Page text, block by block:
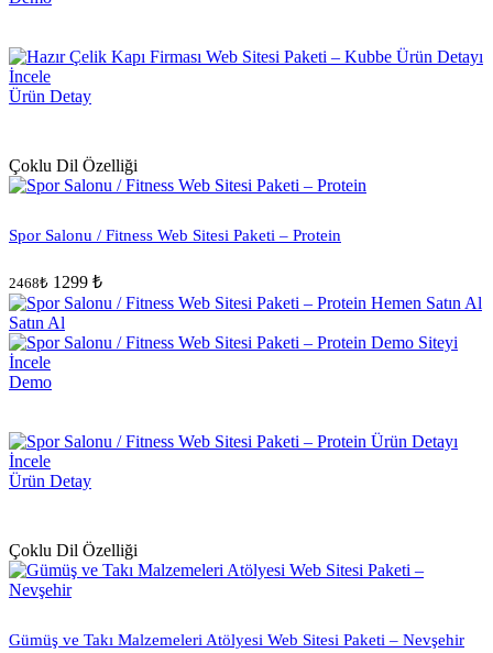
Ürün Detay
Çoklu Dil Özelliği
Spor Salonu / Fitness Web Sitesi Paketi – Protein
2468₺ 1299 ₺
Satın Al
Demo
Ürün Detay
Çoklu Dil Özelliği
Gümüş ve Takı Malzemeleri Atölyesi Web Sitesi Paketi – Nevşehir